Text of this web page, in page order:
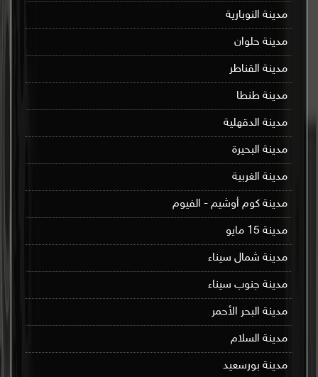
مدينة النوبارية
مدينة حلوان
مدينة القناطر
مدينة طنطا
مدينة الدقهلية
مدينة البحيرة
مدينة الغربية
مدينة كوم أوشيم - الفيوم
مدينة 15 مايو
مدينة شمال سيناء
مدينة جنوب سيناء
مدينة البحر الأحمر
مدينة السلام
مدينة بورسعيد